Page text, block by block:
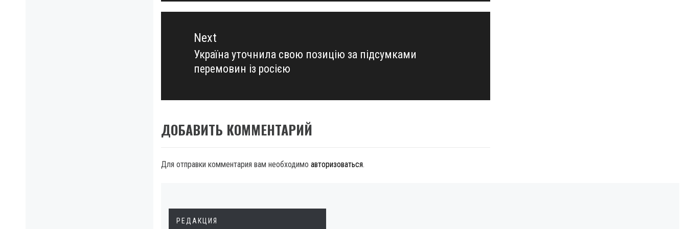
Next
Next
post:
Україна уточнила свою позицію за підсумками
перемовин із росією
ДОБАВИТЬ КОММЕНТАРИЙ
Для отправки комментария вам необходимо авторизоваться.
РЕДАКЦИЯ